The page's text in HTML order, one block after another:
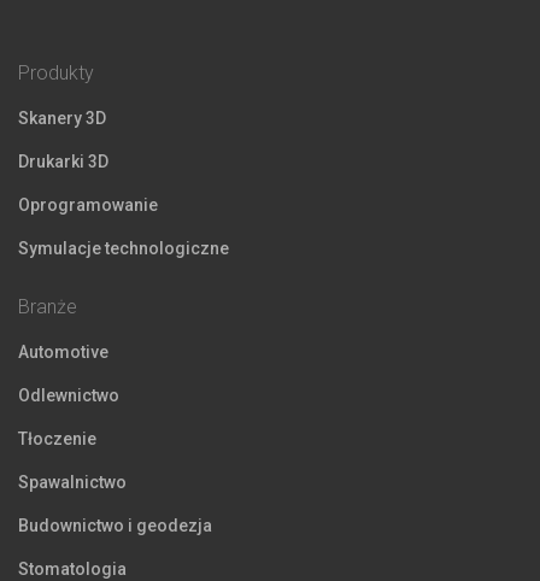
Produkty
Skanery 3D
Drukarki 3D
Oprogramowanie
Symulacje technologiczne
Branże
Automotive
Odlewnictwo
Tłoczenie
Spawalnictwo
Budownictwo i geodezja
Stomatologia